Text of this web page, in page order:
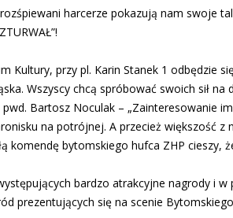
harcerze pokazują nam swoje
Kultury, przy pl. Karin Stanek 1 odbędzie
Wszyscy chcą spróbować swoich sił
Bartosz Noculak – „Zainteresowanie
na potrójnej. A przecież większość
komendę bytomskiego hufca ZHP cieszy,
bardzo atrakcyjne nagrody i
prezentujących się na scenie